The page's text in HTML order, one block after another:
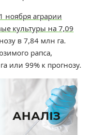
ноября аграрии
культуры на 7,09
в 7,84 млн га.
рапса,
га или 99% к прогнозу.